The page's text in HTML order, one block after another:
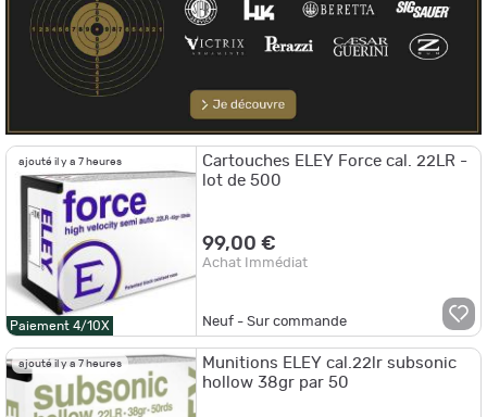
ajouté il y a 7 heures
Paiement 4/10X
Cartouches ELEY Force cal. 22LR -
lot de 500
99,00 €
Achat Immédiat
Neuf - Sur commande
ajouté il y a 7 heures
Munitions ELEY cal.22lr subsonic
hollow 38gr par 50